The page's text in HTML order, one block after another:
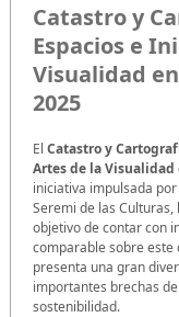
Catastro y
Espacios e
Visualidad
2025
El Catastro y
Artes de la Visualidad
iniciativa impulsada
Seremi de las Culturas,
objetivo de contar con
comparable sobre este
presenta una gran
importantes brechas
sostenibilidad.